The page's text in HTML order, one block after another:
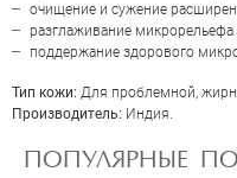
очищение и сужение
разглаживание микрорельефа
поддержание здорового
Тип кожи: Для проблемной,
Производитель: Индия.
ПОПУЛЯРНЫЕ